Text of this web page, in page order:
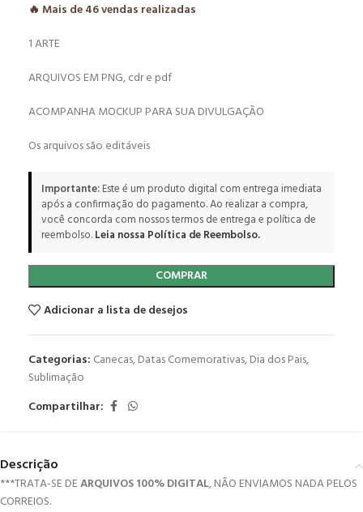
🔥 Mais de46vendas realizadas
1 ARTE
ARQUIVOS EM PNG, cdr e pdf
ACOMPANHA MOCKUP PARA SUA DIVULGAÇÃO
Os arquivos são editáveis
Importante:Este é um produto digital com entrega imediata
após a confirmação do pagamento. Ao realizar a compra,
você concorda com nossos termos de entrega e política de
reembolso.Leia nossa Política de Reembolso.
COMPRAR
Adicionar a lista de desejos
Categorias: Canecas,Datas Comemorativas,Dia dos Pais,
Sublimação
Compartilhar:
Descrição
***TRATA-SE DEARQUIVOS 100% DIGITAL, NÃO ENVIAMOS NADA PELOS
CORREIOS.